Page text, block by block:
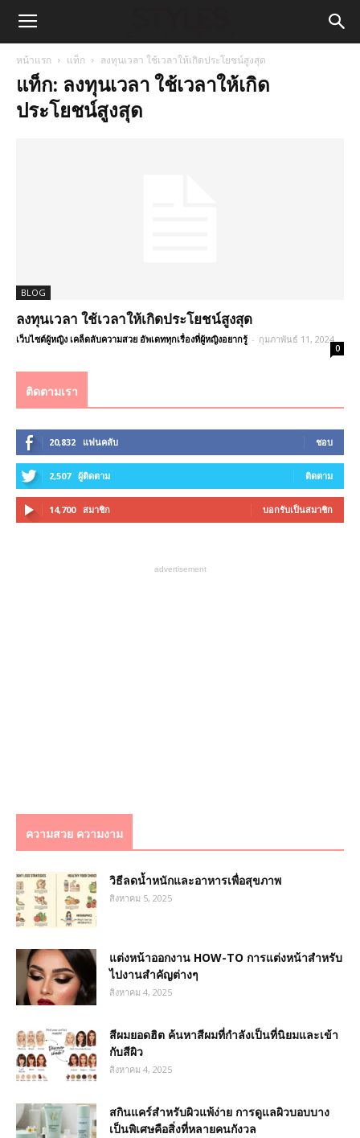
หน้าแรก แท็ก ลงทุนเวลา ใช้เวลาให้เกิดประโยชน์สูงสุด
แท็ก: ลงทุนเวลา ใช้เวลาให้เกิด
ประโยชน์สูงสุด
BLOG
ลงทุนเวลา ใช้เวลาให้เกิดประโยชน์สูงสุด
เว็บไซต์ผู้หญิง เคล็ดลับความสวย อัพเดททุกเรื่องที่ผู้หญิงอยากรู้ - กุมภาพันธ์ 11, 2024
0
ติดตามเรา
20,832 แฟนคลับ ชอบ
2,507 ผู้ติดตาม ติดตาม
14,700 สมาชิก บอกรับเป็นสมาชิก
advertisement
ความสวย ความงาม
วิธีลดน้ำหนักและอาหารเพื่อสุขภาพ
สิงหาคม 5, 2025
แต่งหน้าออกงาน HOW-TO การแต่งหน้าสำหรับ
ไปงานสำคัญต่างๆ
สิงหาคม 4, 2025
สีผมยอดฮิต ค้นหาสีผมที่กำลังเป็นที่นิยมและเข้า
กับสีผิว
สิงหาคม 4, 2025
สกินแคร์สำหรับผิวแพ้ง่าย การดูแลผิวบอบบาง
เป็นพิเศษคือสิ่งที่หลายคนกังวล